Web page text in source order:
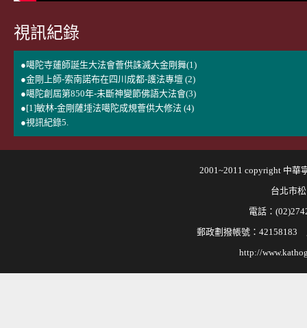
視訊紀錄
●噶陀寺蓮師誕生大法會薈供誅滅大金剛舞(1)
●金剛上師-索南諾布在四川成都-護法專壇 (2)
●噶陀創屆第850年-未斷神變節佛語大法會(3)
●[1]敏林-金剛薩埵法噶陀成規薈供大修法 (4)
●視訊紀錄5.
2001~2011 copyright 中華
台北市
電話：
郵政劃撥帳號：42158183
http://